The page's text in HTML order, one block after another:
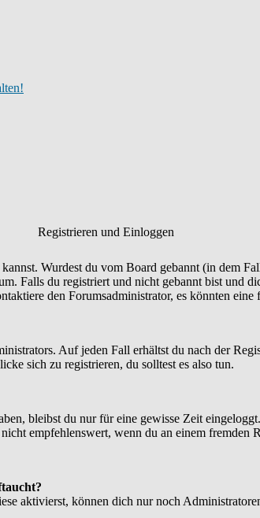
Registrieren und Einloggen
Wurdest du vom Board gebannt (in dem
Falls du registriert und nicht gebannt bist und
den Forumsadministrator, es könnten
Auf jeden Fall erhältst du nach der
sich zu registrieren, du solltest es also tun.
bleibst du nur für eine gewisse Zeit
empfehlenswert, wenn du an einem
aktivierst, können dich nur noch